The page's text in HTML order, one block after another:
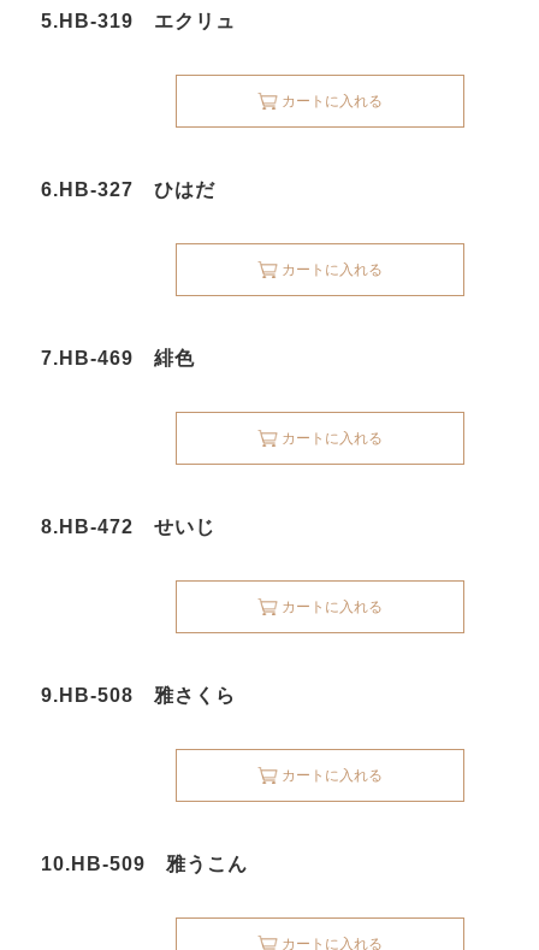
5.HB-319 エクリュ
カートに入れる
6.HB-327 ひはだ
カートに入れる
7.HB-469 緋色
カートに入れる
8.HB-472 せいじ
カートに入れる
9.HB-508 雅さくら
カートに入れる
10.HB-509 雅うこん
カートに入れる